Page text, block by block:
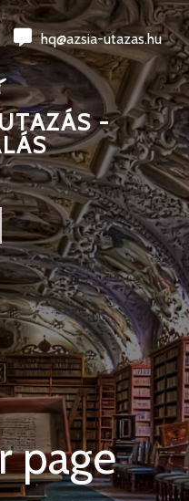
hq@azsia-utazas.hu
-
page